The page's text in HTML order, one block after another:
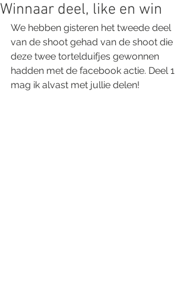
Winnaar deel, like en win
We hebben gisteren het tweede deel
van de shoot gehad van de shoot die
deze twee tortelduifjes gewonnen
hadden met de facebook actie. Deel 1
mag ik alvast met jullie delen!